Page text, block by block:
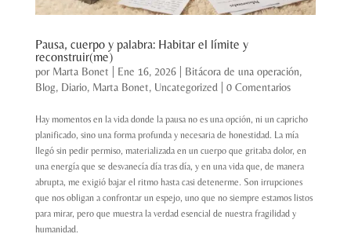
Pausa, cuerpo y palabra: Habitar el límite y
reconstruir(me)
por Marta Bonet Ene 16, 2026| Bitácora de una operación,
Blog, Diario, Marta Bonet, Uncategorized| 0 Comentarios
Hay momentos en la vida donde la pausa no es una opción, ni un capricho
planificado, sino una forma profunda y necesaria de honestidad. La mía
llegó sin pedir permiso, materializada en un cuerpo que gritaba dolor, en
una energía que se desvanecía día tras día, y en una vida que, de manera
abrupta, me exigió bajar el ritmo hasta casi detenerme. Son irrupciones
que nos obligan a confrontar un espejo, uno que no siempre estamos listos
para mirar, pero que muestra la verdad esencial de nuestra fragilidad y
humanidad.